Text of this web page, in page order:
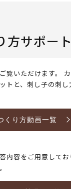
方サポート
覧いただけます。
トと、刺し子の刺し
くり方動画一覧
内容をご用意して